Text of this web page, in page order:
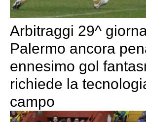
Arbitraggi 29^
Palermo ancora
ennesimo gol
richiede la
campo